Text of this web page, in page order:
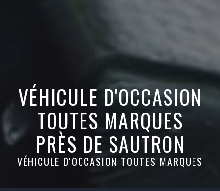
VÉHICULE D'OCCASION
TOUTES MARQUES
PRÈS DE SAUTRON
VÉHICULE D'OCCASION TOUTES MARQUES